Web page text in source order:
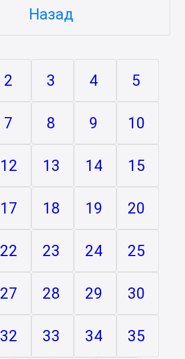
Назад
2 3 4 5
7 8 9 10
12 13 14 15
17 18 19 20
22 23 24 25
27 28 29 30
32 33 34 35